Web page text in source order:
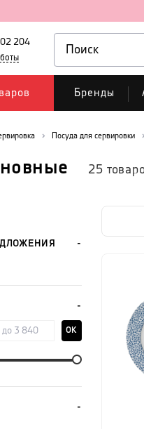
204
Бренды
Посуда для сервировки
25
OK